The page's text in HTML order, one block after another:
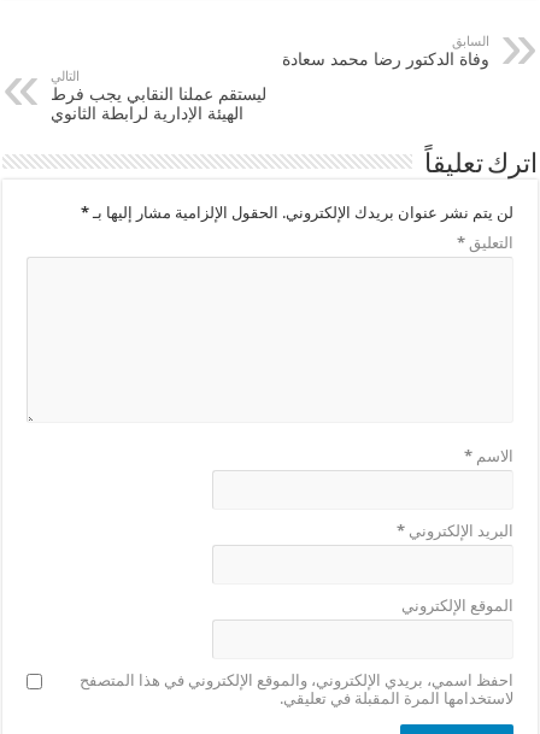
السابق
وفاة الدكتور رضا محمد سعادة
التالي
ليستقم عملنا النقابي يجب فرط
الهيئة الإدارية لرابطة الثانوي
اترك تعليقاً
لن يتم نشر عنوان بريدك الإلكتروني. الحقول الإلزامية مشار إليها بـ*
التعليق*
الاسم*
البريد الإلكتروني*
الموقع الإلكتروني
احفظ اسمي، بريدي الإلكتروني، والموقع الإلكتروني في هذا المتصفح
لاستخدامها المرة المقبلة في تعليقي.